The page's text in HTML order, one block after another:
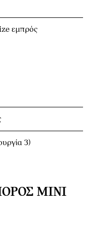
εμπρός
3)
MINI